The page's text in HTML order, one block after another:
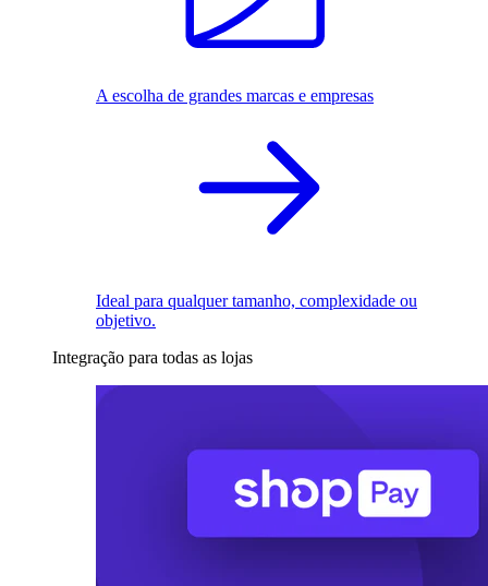
A escolha de grandes marcas e empresas
Ideal para qualquer tamanho, complexidade ou
objetivo.
Integração para todas as lojas